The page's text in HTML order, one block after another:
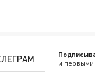
и первыми